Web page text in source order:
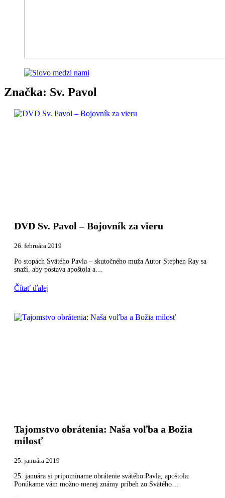
Značka: Sv. Pavol
DVD Sv. Pavol – Bojovník za vieru
26. februára 2019
Po stopách Svätého Pavla – skutočného muža Autor Stephen Ray sa
snaží, aby postava apoštola a…
Čítať ďalej
Tajomstvo obrátenia: Naša voľba a Božia
milosť
25. januára 2019
25. januára si pripomíname obrátenie svätého Pavla, apoštola.
Ponúkame vám možno menej známy príbeh zo Svätého…